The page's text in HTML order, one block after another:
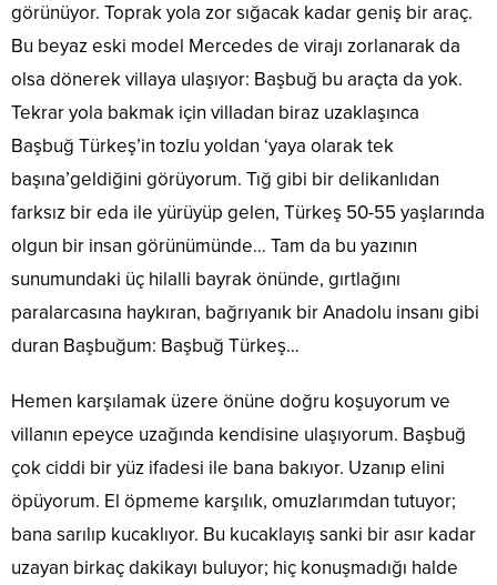
görünüyor. Toprak yola zor sığacak kadar geniş bir araç.
Bu beyaz eski model Mercedes de virajı zorlanarak da
olsa dönerek villaya ulaşıyor: Başbuğ bu araçta da yok.
Tekrar yola bakmak için villadan biraz uzaklaşınca
Başbuğ Türkeş’in tozlu yoldan ‘yaya olarak tek
başına’geldiğini görüyorum. Tığ gibi bir delikanlıdan
farksız bir eda ile yürüyüp gelen, Türkeş 50-55 yaşlarında
olgun bir insan görünümünde… Tam da bu yazının
sunumundaki üç hilalli bayrak önünde, gırtlağını
paralarcasına haykıran, bağrıyanık bir Anadolu insanı gibi
duran Başbuğum: Başbuğ Türkeş…
Hemen karşılamak üzere önüne doğru koşuyorum ve
villanın epeyce uzağında kendisine ulaşıyorum. Başbuğ
çok ciddi bir yüz ifadesi ile bana bakıyor. Uzanıp elini
öpüyorum. El öpmeme karşılık, omuzlarımdan tutuyor;
bana sarılıp kucaklıyor. Bu kucaklayış sanki bir asır kadar
uzayan birkaç dakikayı buluyor; hiç konuşmadığı halde